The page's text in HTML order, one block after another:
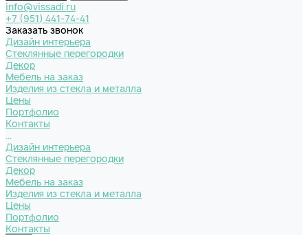
info@vissadi.ru
+7 (951) 441-74-41
Заказать звонок
Дизайн интерьера
Стеклянные перегородки
Декор
Мебель на заказ
Изделия из стекла и металла
Цены
Портфолио
Контакты
...
Дизайн интерьера
Стеклянные перегородки
Декор
Мебель на заказ
Изделия из стекла и металла
Цены
Портфолио
Контакты